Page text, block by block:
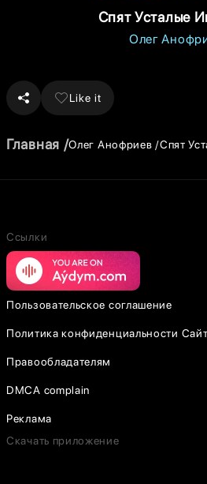
Спят Усталые
Олег
Like it
Главная Олег Анофриев Спят
Ссылки
Пользовательское соглашение
Политика конфиденциальности
Правообладателям
DMCA complain
Реклама
Скачать приложение